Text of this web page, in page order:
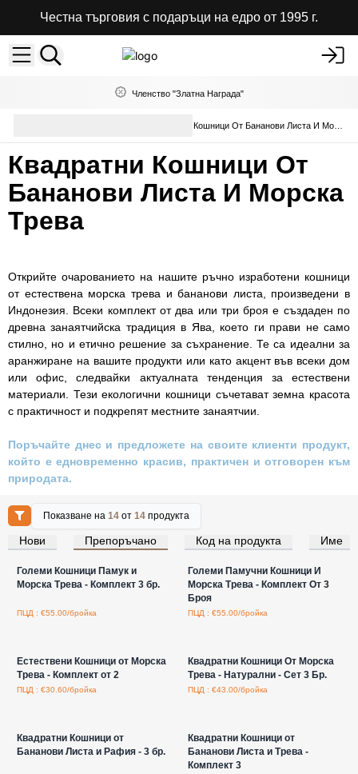
Честна търговия с подаръци на едро от 1995 г.
Членство "Златна Награда"
Квадратни Кошници От
Бананови Листа И Морска
Трева
Открийте очарованието на нашите ръчно изработени кошници
от естествена морска трева и бананови листа, произведени в
Индонезия. Всеки комплект от два или три броя е създаден по
древна занаятчийска традиция в Ява, което ги прави не само
стилно, но и етично решение за съхранение. Те са идеални за
аранжиране на вашите продукти или като акцент във всеки дом
или офис, следвайки актуалната тенденция за естествени
материали. Тези екологични кошници съчетават земна красота
с практичност и подкрепят местните занаятчии.
Поръчайте днес и предложете на своите клиенти продукт,
който е едновременно красив, практичен и отговорен към
природата.
Показване на14 от14 продукта
Нови Препоръчано Код на продукта Име
Влезте за цени на едро
Големи Кошници Памук и
Морска Трева - Комплект 3 бр.
ПЦД : €55.00/бройка
Влезте за цени на едро
Големи Памучни Кошници И
Морска Трева - Комплект От 3
Броя
ПЦД : €55.00/бройка
Естествени Кошници от Морска
Трева - Комплект от 2
ПЦД : €30.60/бройка
Квадратни Кошници От Морска
Трева - Натурални - Сет 3 Бр.
ПЦД : €43.00/бройка
Квадратни Кошници от
Бананови Листа и Рафия - 3 бр.
Квадратни Кошници от
Бананови Листа и Трева -
Комплект 3